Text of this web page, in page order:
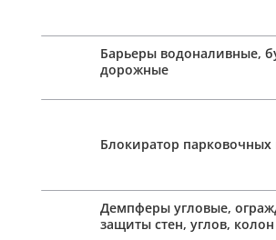
Барьеры водоналивные,
дорожные
Блокиратор парковочных
Демпферы угловые,
защиты стен, углов, колон